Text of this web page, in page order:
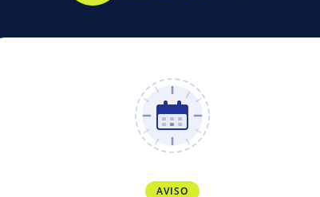
AVISO